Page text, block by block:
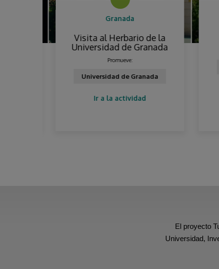
Granada
Visita al Herbario de la
Universidad de Granada
Promueve:
Universidad de Granada
Ir a la actividad
El proyecto
Universidad,